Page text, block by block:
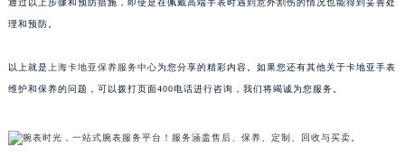
通过以上步骤和预防措施，即使是在佩戴高端手表时遇到意外割伤的情况也能得到妥善处
理和预防。
以上就是 上海卡地亚保养服务中心为您分享的精彩内容。如果您还有其他关于卡地亚手表
维护和保养的问题，可以拨打页面400电话进行咨询，我们将竭诚为您服务。